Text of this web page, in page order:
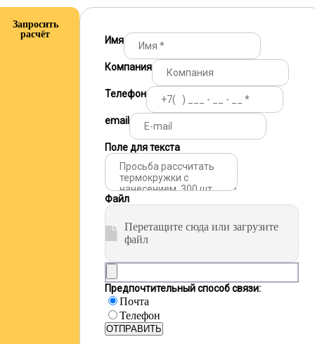
Запросить
расчёт
Имя
Компания
Телефон
email
Поле для текста
Файл
Перетащите сюда или загрузите
файл
Предпочтительный способ связи:
Почта
Телефон
ОТПРАВИТЬ